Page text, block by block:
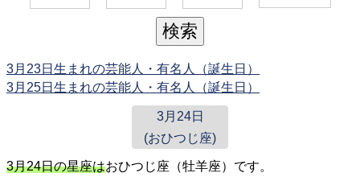
3月23日生まれの芸能人・有名人（誕生日）
3月25日生まれの芸能人・有名人（誕生日）
3月24日
(おひつじ座)
3月24日の星座はおひつじ座（牡羊座）です。